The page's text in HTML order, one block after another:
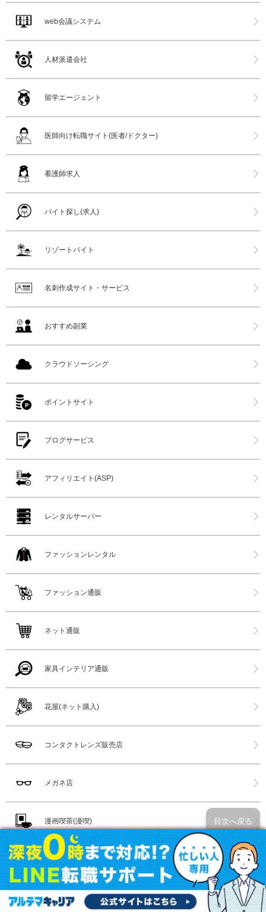
web会議システム
人材派遣会社
留学エージェント
医師向け転職サイト(医者/ドクター)
看護師求人
バイト探し(求人)
リゾートバイト
名刺作成サイト・サービス
おすすめ副業
クラウドソーシング
ポイントサイト
ブログサービス
アフィリエイト(ASP)
レンタルサーバー
ファッションレンタル
ファッション通販
ネット通販
家具インテリア通販
花屋(ネット購入)
コンタクトレンズ販売店
メガネ店
漫画喫茶(漫喫)
水族館
ホットヨガ
目次へ戻る